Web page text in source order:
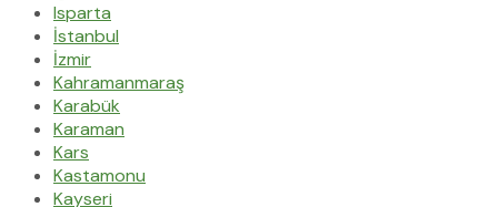
Isparta
İstanbul
İzmir
Kahramanmaraş
Karabük
Karaman
Kars
Kastamonu
Kayseri